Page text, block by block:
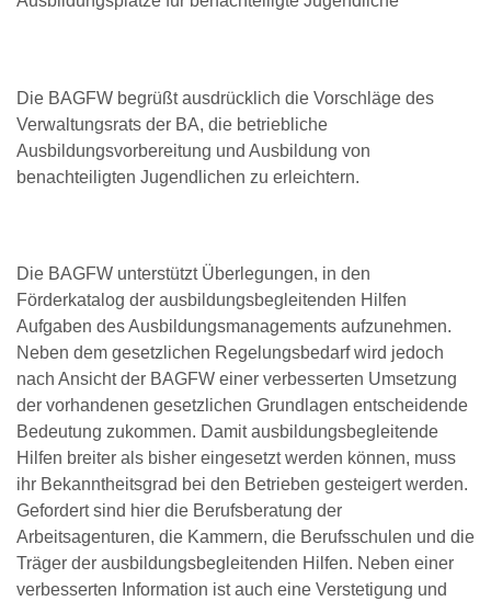
Die BAGFW begrüßt ausdrücklich die Vorschläge des
Verwaltungsrats der BA, die betriebliche
Ausbildungsvorbereitung und Ausbildung von
benachteiligten Jugendlichen zu erleichtern.
Die BAGFW unterstützt Überlegungen, in den
Förderkatalog der ausbildungsbegleitenden Hilfen
Aufgaben des Ausbildungsmanagements aufzunehmen.
Neben dem gesetzlichen Regelungsbedarf wird jedoch
nach Ansicht der BAGFW einer verbesserten Umsetzung
der vorhandenen gesetzlichen Grundlagen entscheidende
Bedeutung zukommen. Damit ausbildungsbegleitende
Hilfen breiter als bisher eingesetzt werden können, muss
ihr Bekanntheitsgrad bei den Betrieben gesteigert werden.
Gefordert sind hier die Berufsberatung der
Arbeitsagenturen, die Kammern, die Berufsschulen und die
Träger der ausbildungsbegleitenden Hilfen. Neben einer
verbesserten Information ist auch eine Verstetigung und